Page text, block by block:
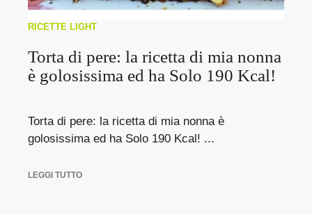
RICETTE LIGHT
Torta di pere: la ricetta di mia nonna
è golosissima ed ha Solo 190 Kcal!
Torta di pere: la ricetta di mia nonna è
golosissima ed ha Solo 190 Kcal! ...
LEGGI TUTTO